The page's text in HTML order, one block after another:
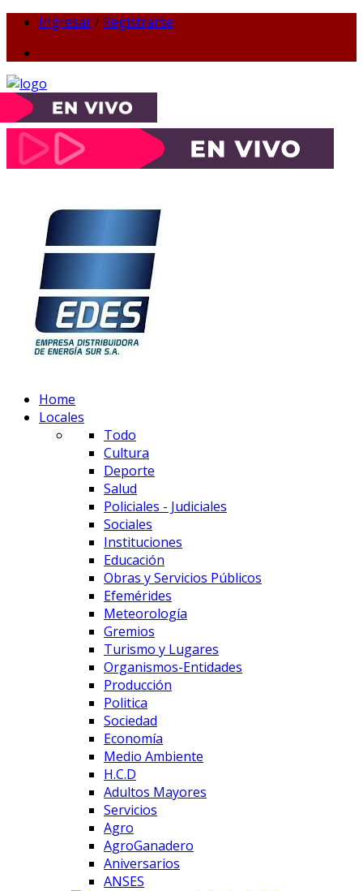
Ingresar/ Registrarse
Home
Locales
Todo
Cultura
Deporte
Salud
Policiales - Judiciales
Sociales
Instituciones
Educación
Obras y Servicios Públicos
Efemérides
Meteorología
Gremios
Turismo y Lugares
Organismos-Entidades
Producción
Politica
Sociedad
Economía
Medio Ambiente
H.C.D
Adultos Mayores
Servicios
Agro
AgroGanadero
Aniversarios
ANSES